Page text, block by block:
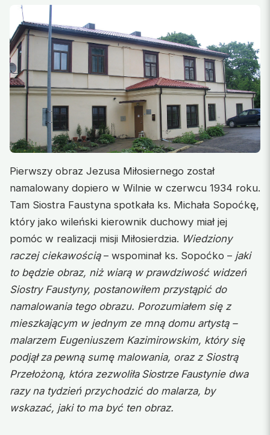
Pierwszy obraz Jezusa Miłosiernego został
namalowany dopiero w Wilnie w czerwcu 1934 roku.
Tam Siostra Faustyna spotkała ks. Michała Sopoćkę,
który jako wileński kierownik duchowy miał jej
pomóc w realizacji misji Miłosierdzia. Wiedziony
raczej ciekawością– wspominał ks. Sopoćko – jaki
to będzie obraz, niż wiarą w prawdziwość widzeń
Siostry Faustyny, postanowiłem przystąpić do
namalowania tego obrazu. Porozumiałem się z
mieszkającym w jednym ze mną domu artystą –
malarzem Eugeniuszem Kazimirowskim, który się
podjąłza pewną sumę malowania, oraz z Siostrą
Przełożoną, która zezwoliłaSiostrze Faustynie dwa
razy na tydzień przychodzić do malarza, by
wskazać, jaki to ma być ten obraz.